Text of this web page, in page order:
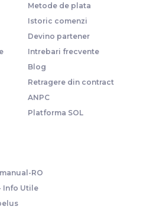
Metode de plata
Istoric comenzi
Devino partener
Intrebari frecvente
Blog
Retragere din contract
ANPC
Platforma SOL
RO
Info Utile